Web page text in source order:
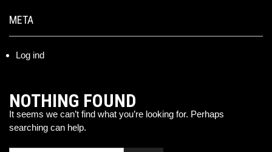
META
Log ind
NOTHING FOUND
It seems we can’t find what you’re looking for. Perhaps
searching can help.